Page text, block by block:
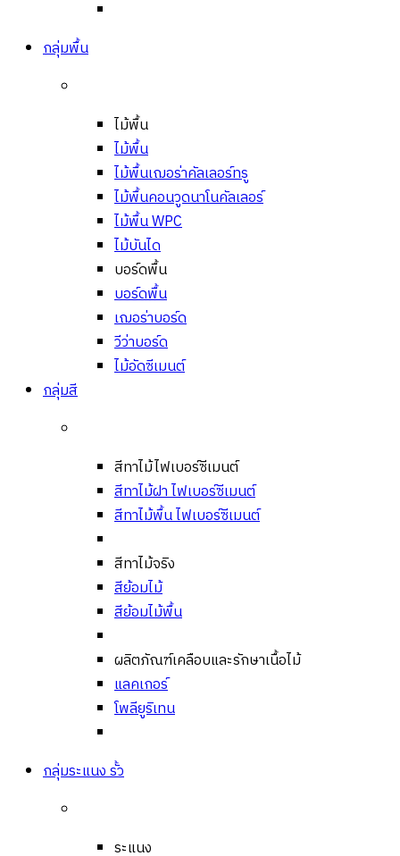
กลุ่มพื้น
ไม้พื้น
ไม้พื้น
ไม้พื้นเฌอร่าคัลเลอร์ทรู
ไม้พื้นคอนวูดนาโนคัลเลอร์
ไม้พื้น WPC
ไม้บันได
บอร์ดพื้น
บอร์ดพื้น
เฌอร่าบอร์ด
วีว่าบอร์ด
ไม้อัดซีเมนต์
กลุ่มสี
สีทาไม้ไฟเบอร์ซีเมนต์
สีทาไม้ฝา ไฟเบอร์ซีเมนต์
สีทาไม้พื้น ไฟเบอร์ซีเมนต์
สีทาไม้จริง
สีย้อมไม้
สีย้อมไม้พื้น
ผลิตภัณฑ์เคลือบและรักษาเนื้อไม้
แลคเกอร์
โพลียูริเทน
กลุ่มระแนง รั้ว
ระแนง